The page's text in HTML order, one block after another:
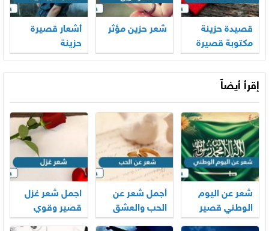
قصيدة حزينة
مكتوبة قصيرة
شعر حزين مؤثر
أشعار قصيرة
حزينة
إقرأ أيضاً
شعر عن اليوم
الوطني قصير
94 مكتوب
أجمل شعر عن
الحب والعشق
اجمل شعر غزل
قصير وقوي